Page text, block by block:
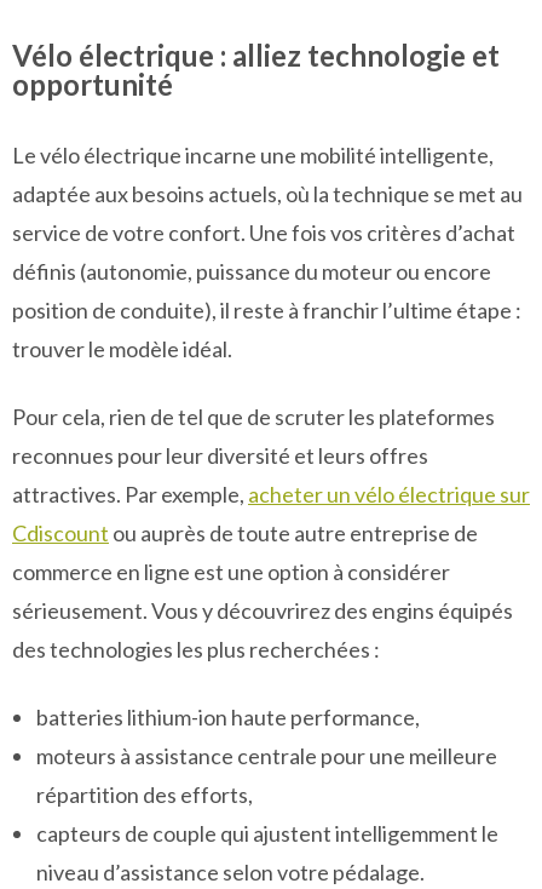
Vélo électrique : alliez technologie et
opportunité
Le vélo électrique incarne une mobilité intelligente,
adaptée aux besoins actuels, où la technique se met au
service de votre confort. Une fois vos critères d’achat
définis (autonomie, puissance du moteur ou encore
position de conduite), il reste à franchir l’ultime étape :
trouver le modèle idéal.
Pour cela, rien de tel que de scruter les plateformes
reconnues pour leur diversité et leurs offres
attractives. Par exemple, acheter un vélo électrique sur
Cdiscount ou auprès de toute autre entreprise de
commerce en ligne est une option à considérer
sérieusement. Vous y découvrirez des engins équipés
des technologies les plus recherchées :
batteries lithium-ion haute performance,
moteurs à assistance centrale pour une meilleure
répartition des efforts,
capteurs de couple qui ajustent intelligemment le
niveau d’assistance selon votre pédalage.